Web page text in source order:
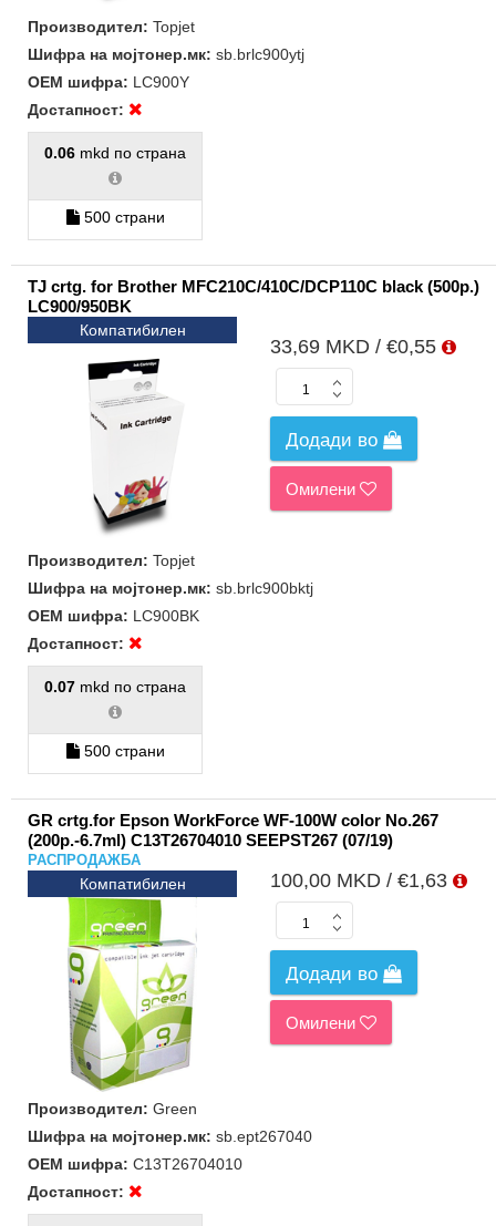
Производител: Topjet
Шифра на мојтонер.мк: sb.brlc900ytj
ОЕМ шифра: LC900Y
Достапност:
0.06 mkd по страна
500 страни
TJ crtg. for Brother MFC210C/410C/DCP110C black (500p.)
LC900/950BK
Компатибилен
33,69 MKD / €0,55
Додади во
Омилени
Производител: Topjet
Шифра на мојтонер.мк: sb.brlc900bktj
ОЕМ шифра: LC900BK
Достапност:
0.07 mkd по страна
500 страни
GR crtg.for Epson WorkForce WF‑100W color No.267
(200p.-6.7ml) C13T26704010 SEEPST267 (07/19)
РАСПРОДАЖБА
Компатибилен 100,00 MKD / €1,63
Додади во
Омилени
Производител: Green
Шифра на мојтонер.мк: sb.ept267040
ОЕМ шифра: C13T26704010
Достапност: